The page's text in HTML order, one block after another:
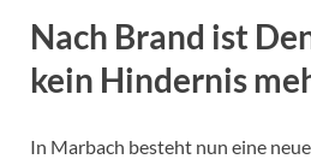
Nach Brand ist
kein Hindernis
In Marbach besteht nun eine